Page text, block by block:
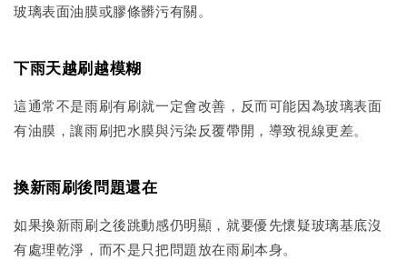
玻璃表面油膜或膠條髒污有關。
下雨天越刷越模糊
這通常不是雨刷有刷就一定會改善，反而可能因為玻璃表面
有油膜，讓雨刷把水膜與污染反覆帶開，導致視線更差。
換新雨刷後問題還在
如果換新雨刷之後跳動感仍明顯，就要優先懷疑玻璃基底沒
有處理乾淨，而不是只把問題放在雨刷本身。